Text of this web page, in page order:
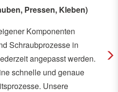
Pressen, Kleben)
Komponenten
Schraubprozesse in
angepasst werden.
schnelle und genaue
Unsere